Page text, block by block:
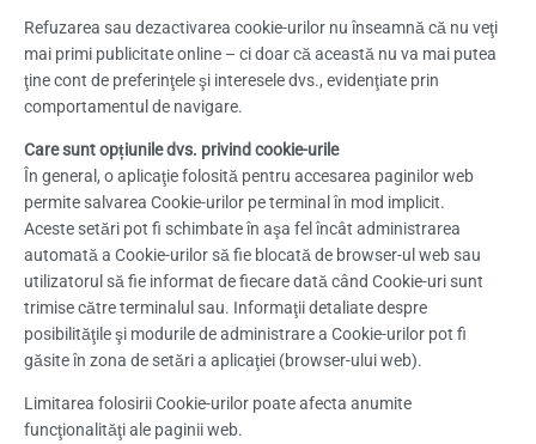
Refuzarea sau dezactivarea cookie-urilor nu înseamnă că nu veţi
mai primi publicitate online – ci doar că această nu va mai putea
ţine cont de preferinţele şi interesele dvs., evidenţiate prin
comportamentul de navigare.
Care sunt opțiunile dvs. privind cookie-urile
În general, o aplicaţie folosită pentru accesarea paginilor web
permite salvarea Cookie-urilor pe terminal în mod implicit.
Aceste setări pot fi schimbate în aşa fel încât administrarea
automată a Cookie-urilor să fie blocată de browser-ul web sau
utilizatorul să fie informat de fiecare dată când Cookie-uri sunt
trimise către terminalul sau. Informaţii detaliate despre
posibilităţile şi modurile de administrare a Cookie-urilor pot fi
găsite în zona de setări a aplicaţiei (browser-ului web).
Limitarea folosirii Cookie-urilor poate afecta anumite
funcţionalităţi ale paginii web.